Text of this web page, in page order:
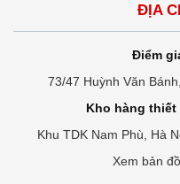
ĐỊA
Điểm
73/47 Huỳnh Văn
Kho hàng thiết
Khu TDK Nam Phù, Hà
Xem bản